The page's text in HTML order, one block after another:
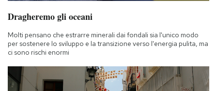
Dragheremo gli oceani
Molti pensano che estrarre minerali dai fondali sia l'unico modo
per sostenere lo sviluppo e la transizione verso l'energia pulita, ma
ci sono rischi enormi